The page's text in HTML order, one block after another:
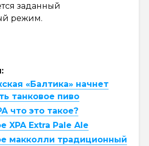
заданный
режим.
«Балтика» начнет
танковое пиво
что это такое?
XPA Extra Pale Ale
макколли традиционный